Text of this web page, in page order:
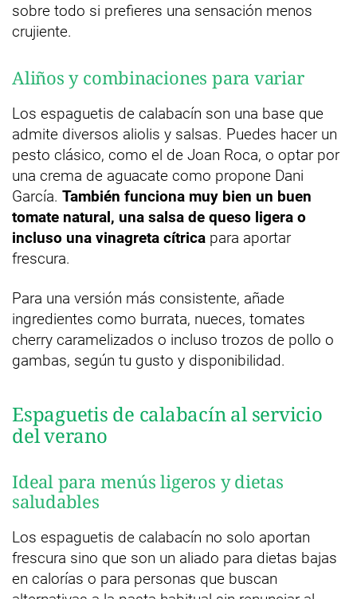
sobre todo si prefieres una sensación menos
crujiente.
Aliños y combinaciones para variar
Los espaguetis de calabacín son una base que
admite diversos aliolis y salsas. Puedes hacer un
pesto clásico, como el de Joan Roca, o optar por
una crema de aguacate como propone Dani
García. También funciona muy bien un buen
tomate natural, una salsa de queso ligera o
incluso una vinagreta cítrica para aportar
frescura.
Para una versión más consistente, añade
ingredientes como burrata, nueces, tomates
cherry caramelizados o incluso trozos de pollo o
gambas, según tu gusto y disponibilidad.
Espaguetis de calabacín al servicio
del verano
Ideal para menús ligeros y dietas
saludables
Los espaguetis de calabacín no solo aportan
frescura sino que son un aliado para dietas bajas
en calorías o para personas que buscan